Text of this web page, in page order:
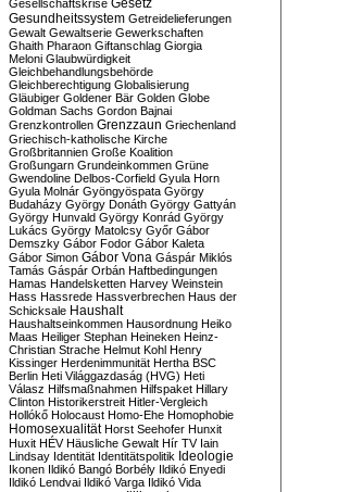
Gesellschaftskrise Gesetz
Gesundheitssystem Getreidelieferungen
Gewalt Gewaltserie Gewerkschaften
Ghaith Pharaon Giftanschlag Giorgia
Meloni Glaubwürdigkeit
Gleichbehandlungsbehörde
Gleichberechtigung Globalisierung
Gläubiger Goldener Bär Golden Globe
Goldman Sachs Gordon Bajnai
Grenzkontrollen Grenzzaun Griechenland
Griechisch-katholische Kirche
Großbritannien Große Koalition
Großungarn Grundeinkommen Grüne
Gwendoline Delbos-Corfield Gyula Horn
Gyula Molnár Gyöngyöspata György
Budaházy György Donáth György Gattyán
György Hunvald György Konrád György
Lukács György Matolcsy Győr Gábor
Demszky Gábor Fodor Gábor Kaleta
Gábor Simon Gábor Vona Gáspár Miklós
Tamás Gáspár Orbán Haftbedingungen
Hamas Handelsketten Harvey Weinstein
Hass Hassrede Hassverbrechen Haus der
Schicksale Haushalt
Haushaltseinkommen Hausordnung Heiko
Maas Heiliger Stephan Heineken Heinz-
Christian Strache Helmut Kohl Henry
Kissinger Herdenimmunität Hertha BSC
Berlin Heti Világgazdaság (HVG) Heti
Válasz Hilfsmaßnahmen Hilfspaket Hillary
Clinton Historikerstreit Hitler-Vergleich
Hollókő Holocaust Homo-Ehe Homophobie
Homosexualität Horst Seehofer Hunxit
Huxit HÉV Häusliche Gewalt Hír TV Iain
Lindsay Identität Identitätspolitik Ideologie
Ikonen Ildikó Bangó Borbély Ildikó Enyedi
Ildikó Lendvai Ildikó Varga Ildikó Vida